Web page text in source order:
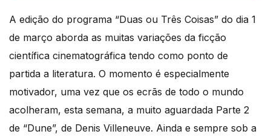
A edição do programa “Duas ou Três Coisas” do dia 1
de março aborda as muitas variações da ficção
científica cinematográfica tendo como ponto de
partida a literatura. O momento é especialmente
motivador, uma vez que os ecrãs de todo o mundo
acolheram, esta semana, a muito aguardada Parte 2
de “Dune”, de Denis Villeneuve. Ainda e sempre sob a